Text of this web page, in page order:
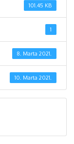
101.45 KB
1
8. Marta 2021.
10. Marta 2021.